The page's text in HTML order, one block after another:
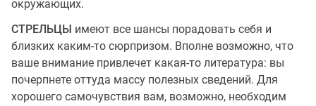
окружающих.
СТРЕЛЬЦЫ имеют все шансы порадовать себя и
близких каким-то сюрпризом. Вполне возможно, что
ваше внимание привлечет какая-то литература: вы
почерпнете оттуда массу полезных сведений. Для
хорошего самочувствия вам, возможно, необходим